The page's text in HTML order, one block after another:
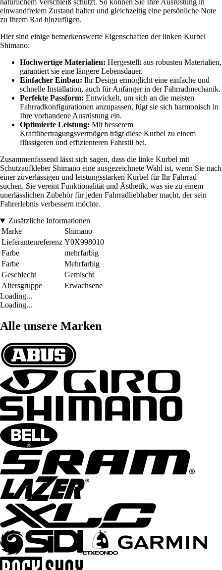
natürlichem Verschleiß schützt. So können Sie Ihre Ausrüstung in
einwandfreiem Zustand halten und gleichzeitig eine persönliche Note
zu Ihrem Rad hinzufügen.
Hier sind einige bemerkenswerte Eigenschaften der linken Kurbel
Shimano:
Hochwertige Materialien: Hergestellt aus robusten Materialien,
garantiert sie eine längere Lebensdauer.
Einfacher Einbau: Ihr Design ermöglicht eine einfache und
schnelle Installation, auch für Anfänger in der Fahrradmechanik.
Perfekte Passform: Entwickelt, um sich an die meisten
Fahrradkonfigurationen anzupassen, fügt sie sich harmonisch in
Ihre vorhandene Ausrüstung ein.
Optimierte Leistung: Mit besserem
Kraftübertragungsvermögen trägt diese Kurbel zu einem
flüssigeren und effizienteren Fahrstil bei.
Zusammenfassend lässt sich sagen, dass die linke Kurbel mit
Schutzaufkleber Shimano eine ausgezeichnete Wahl ist, wenn Sie nach
einer zuverlässigen und leistungsstarken Kurbel für Ihr Fahrrad
suchen. Sie vereint Funktionalität und Ästhetik, was sie zu einem
unerlässlichen Zubehör für jeden Fahrradliebhaber macht, der sein
Fahrerlebnis verbessern möchte.
Zusätzliche Informationen
Marke
Shimano
Lieferantenreferenz Y0X998010
Farbe
mehrfarbig
Farbe
Mehrfarbig
Geschlecht
Gemischt
Altersgruppe
Erwachsene
Loading...
Loading...
Alle unsere Marken